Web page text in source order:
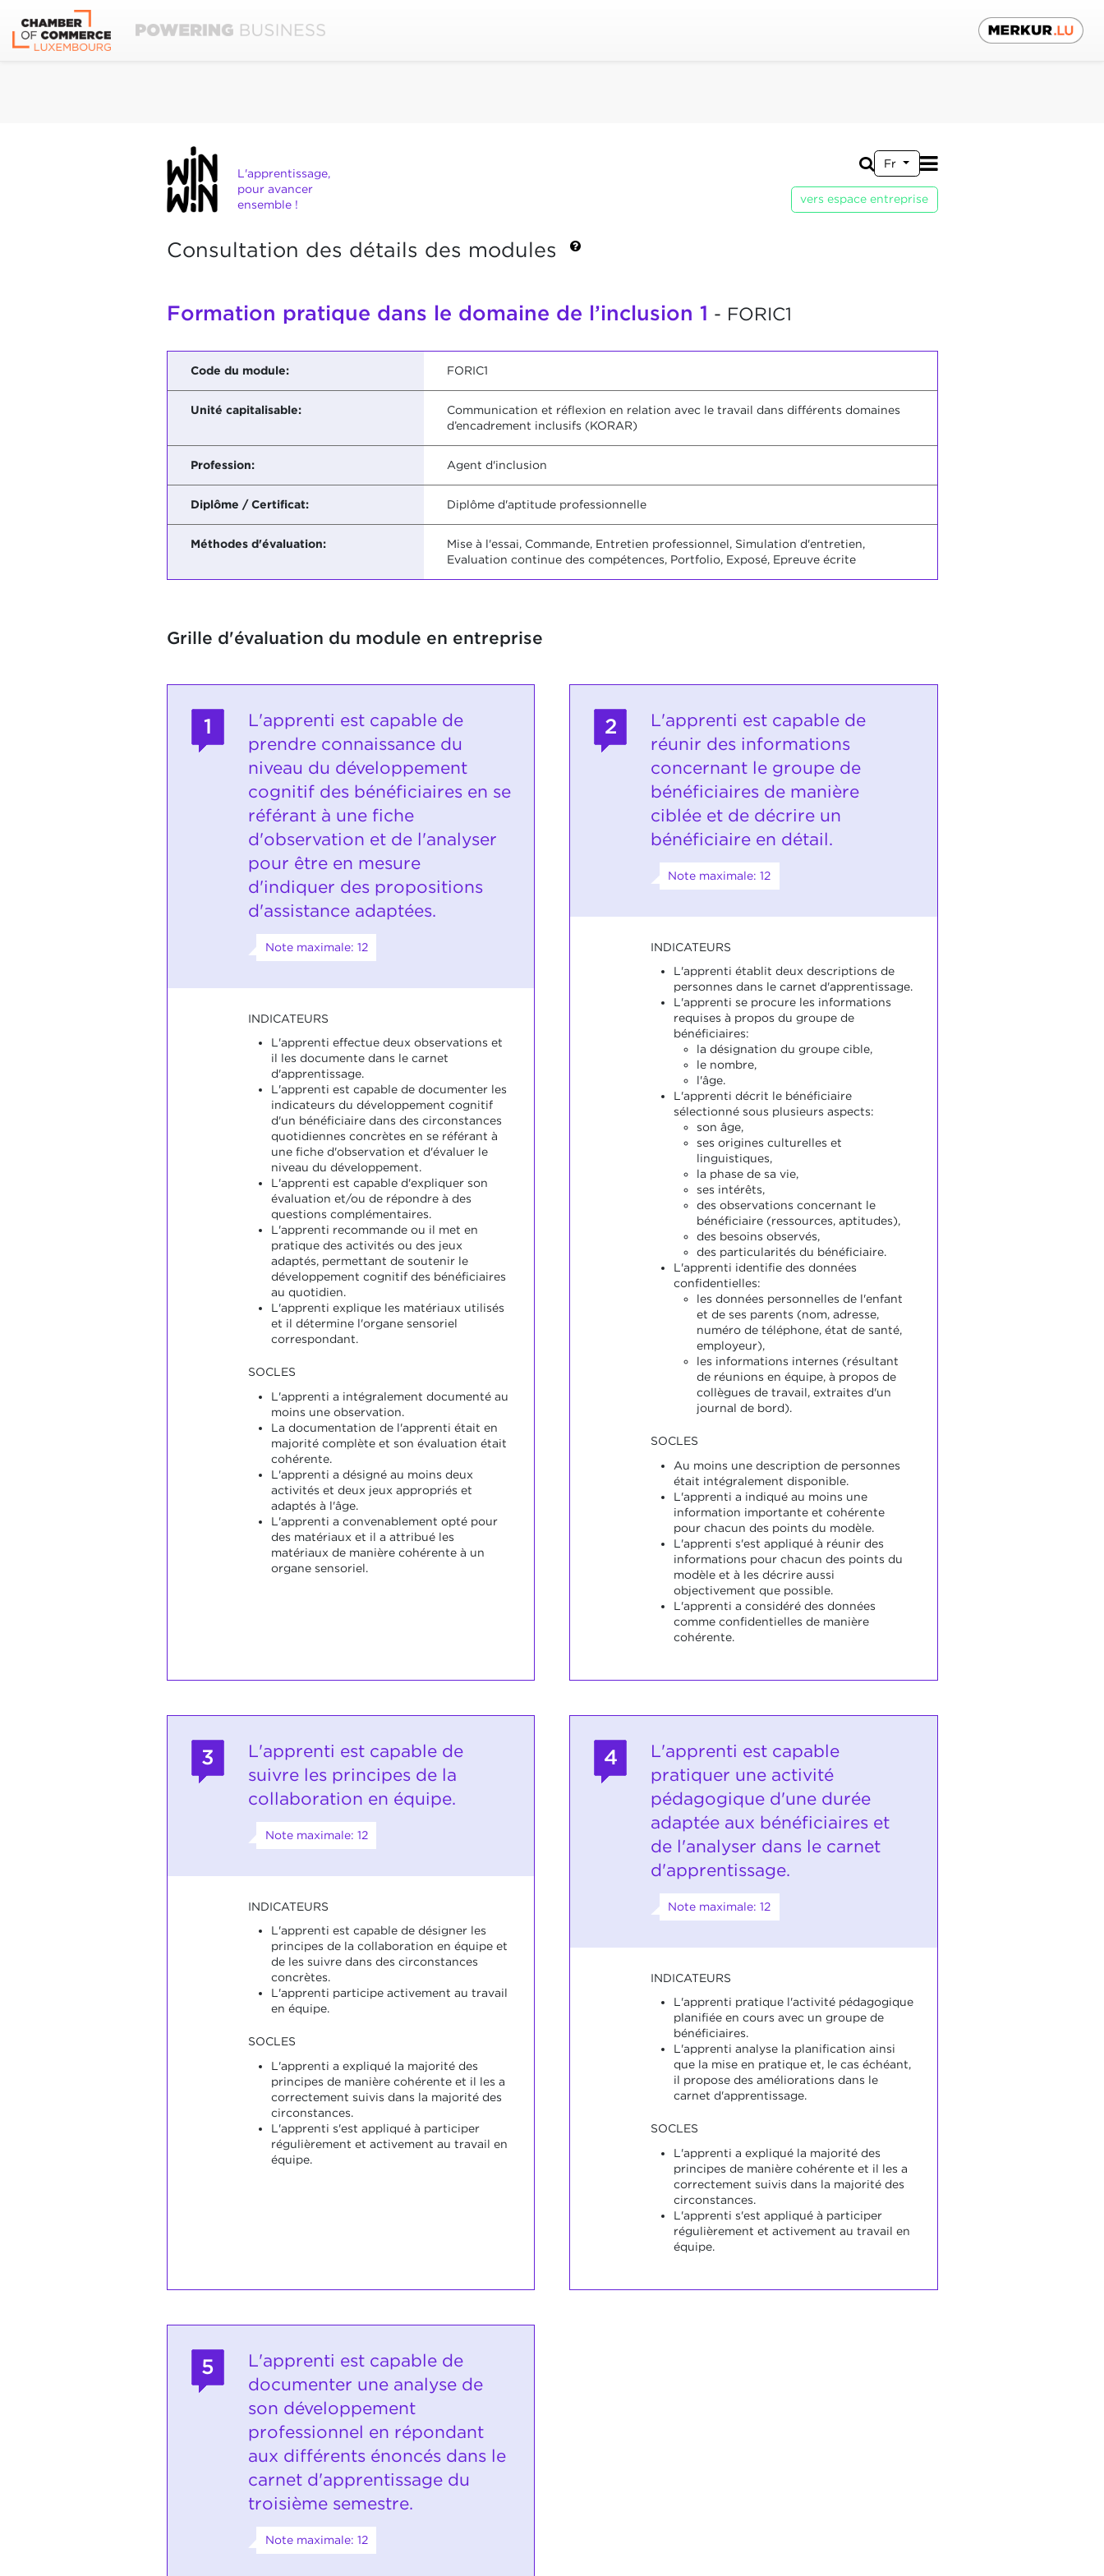
L'apprentissage,
pour avancer
ensemble !
Fr
vers espace entreprise
Consultation des détails des modules
Formation pratique dans le domaine de l’inclusion 1 - FORIC1
Code du module: FORIC1
Unité capitalisable:
Communication et réflexion en relation avec le travail dans différents domaines
d’encadrement inclusifs (KORAR)
Profession: Agent d'inclusion
Diplôme / Certificat: Diplôme d'aptitude professionnelle
Méthodes d'évaluation:
Mise à l'essai, Commande, Entretien professionnel, Simulation d'entretien,
Evaluation continue des compétences, Portfolio, Exposé, Epreuve écrite
Grille d'évaluation du module en entreprise
1
L'apprenti est capable de
prendre connaissance du
niveau du développement
cognitif des bénéficiaires en se
référant à une fiche
d'observation et de l'analyser
pour être en mesure
d'indiquer des propositions
d'assistance adaptées.
Note maximale: 12
INDICATEURS
L'apprenti effectue deux observations et
il les documente dans le carnet
d'apprentissage.
L'apprenti est capable de documenter les
indicateurs du développement cognitif
d'un bénéficiaire dans des circonstances
quotidiennes concrètes en se référant à
une fiche d'observation et d'évaluer le
niveau du développement.
L'apprenti est capable d'expliquer son
évaluation et/ou de répondre à des
questions complémentaires.
L'apprenti recommande ou il met en
pratique des activités ou des jeux
adaptés, permettant de soutenir le
développement cognitif des bénéficiaires
au quotidien.
L'apprenti explique les matériaux utilisés
et il détermine l'organe sensoriel
correspondant.
SOCLES
L'apprenti a intégralement documenté au
moins une observation.
La documentation de l'apprenti était en
majorité complète et son évaluation était
cohérente.
L'apprenti a désigné au moins deux
activités et deux jeux appropriés et
adaptés à l'âge.
L'apprenti a convenablement opté pour
des matériaux et il a attribué les
matériaux de manière cohérente à un
organe sensoriel.
2
L'apprenti est capable de
réunir des informations
concernant le groupe de
bénéficiaires de manière
ciblée et de décrire un
bénéficiaire en détail.
Note maximale: 12
INDICATEURS
L'apprenti établit deux descriptions de
personnes dans le carnet d'apprentissage.
L'apprenti se procure les informations
requises à propos du groupe de
bénéficiaires:
la désignation du groupe cible,
le nombre,
l'âge.
L'apprenti décrit le bénéficiaire
sélectionné sous plusieurs aspects:
son âge,
ses origines culturelles et
linguistiques,
la phase de sa vie,
ses intérêts,
des observations concernant le
bénéficiaire (ressources, aptitudes),
des besoins observés,
des particularités du bénéficiaire.
L'apprenti identifie des données
confidentielles:
les données personnelles de l'enfant
et de ses parents (nom, adresse,
numéro de téléphone, état de santé,
employeur),
les informations internes (résultant
de réunions en équipe, à propos de
collègues de travail, extraites d'un
journal de bord).
SOCLES
Au moins une description de personnes
était intégralement disponible.
L'apprenti a indiqué au moins une
information importante et cohérente
pour chacun des points du modèle.
L'apprenti s'est appliqué à réunir des
informations pour chacun des points du
modèle et à les décrire aussi
objectivement que possible.
L'apprenti a considéré des données
comme confidentielles de manière
cohérente.
3
L'apprenti est capable de
suivre les principes de la
collaboration en équipe.
Note maximale: 12
INDICATEURS
L'apprenti est capable de désigner les
principes de la collaboration en équipe et
de les suivre dans des circonstances
concrètes.
L'apprenti participe activement au travail
en équipe.
SOCLES
L'apprenti a expliqué la majorité des
principes de manière cohérente et il les a
correctement suivis dans la majorité des
circonstances.
L'apprenti s'est appliqué à participer
régulièrement et activement au travail en
équipe.
4
L'apprenti est capable
pratiquer une activité
pédagogique d'une durée
adaptée aux bénéficiaires et
de l'analyser dans le carnet
d'apprentissage.
Note maximale: 12
INDICATEURS
L'apprenti pratique l'activité pédagogique
planifiée en cours avec un groupe de
bénéficiaires.
L'apprenti analyse la planification ainsi
que la mise en pratique et, le cas échéant,
il propose des améliorations dans le
carnet d'apprentissage.
SOCLES
L'apprenti a expliqué la majorité des
principes de manière cohérente et il les a
correctement suivis dans la majorité des
circonstances.
L'apprenti s'est appliqué à participer
régulièrement et activement au travail en
équipe.
5
L'apprenti est capable de
documenter une analyse de
son développement
professionnel en répondant
aux différents énoncés dans le
carnet d'apprentissage du
troisième semestre.
Note maximale: 12